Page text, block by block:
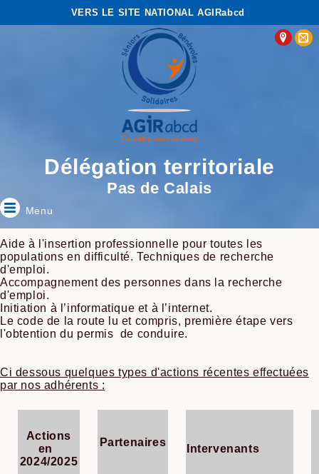
VERS LE SITE NATIONAL AGIRabcd
Délégation territoriale
Pas de Calais
Menu
Aide à l'insertion professionnelle pour toutes les
populations en difficulté. Techniques de recherche
d'emploi.
Accompagnement des personnes dans la recherche
d'emploi.
Initiation à l’informatique et à l’internet.
Le code de la route lu et compris, première étape vers
l'obtention du permis de conduire.
Ci dessous quelques types d'actions récentes effectuées
par nos adhérents :
Actions
en
2024/2025
Partenaires
Intervenants